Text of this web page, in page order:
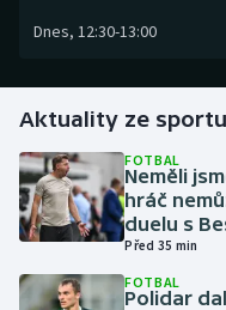
Gymnastika
Házená
Jezdectví
Judo
Dnes, 12:30-13:00
Aktuality ze sportu
FOTBAL
Neměli
hráč
duelu s
Před 35 min
FOTBAL
Polidar